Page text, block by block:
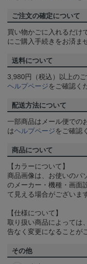
ご注文の確定について
買い物かごに入れるだけ
にご購入手続きをお済ま
送料について
3,980円（税込）以上の
ヘルプページをご確認く
配送方法について
一部商品はメール便での
はヘルプページをご確認
商品について
【カラーについて】
商品画像は、お使いのパ
のメーカー・機種・画面
て見える場合がございま
【仕様について】
取り扱い商品によっては
告なく変更になることが
その他